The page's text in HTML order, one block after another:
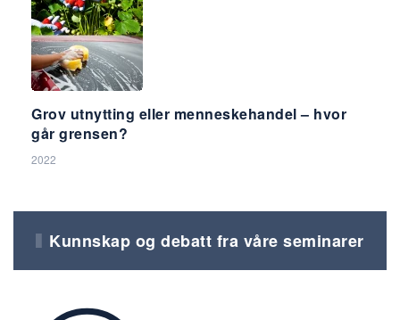
Grov utnytting eller menneskehandel – hvor
går grensen?
2022
Kunnskap og debatt fra våre seminarer